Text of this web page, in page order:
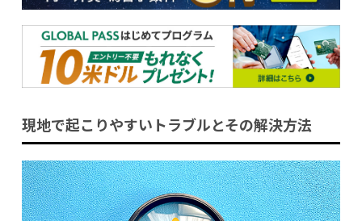
現地で起こりやすいトラブルとその解決方法